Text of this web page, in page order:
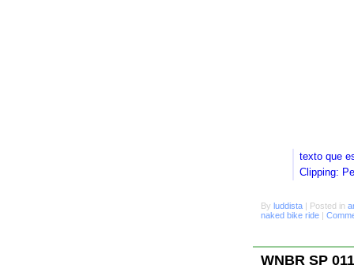
texto que
Clipping:
By luddista | Posted in
naked bike ride |
WNBR SP 011